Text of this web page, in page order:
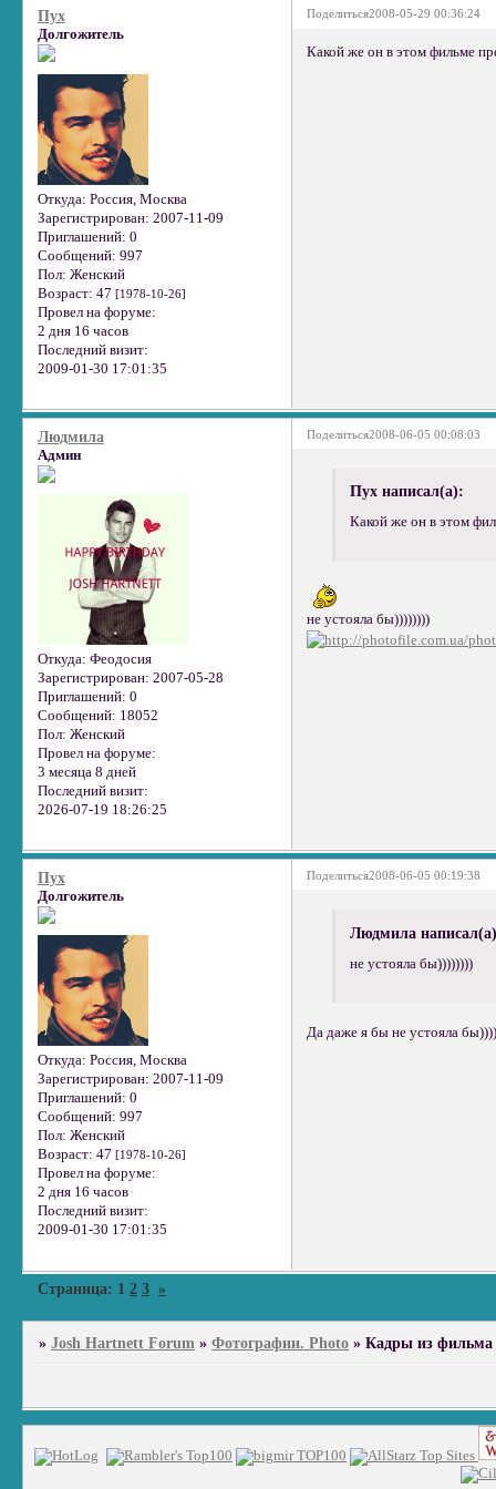
Поделиться2008-05-29 00:36:24
Пух
Долгожитель
Откуда: Россия, Москва
Зарегистрирован: 2007-11-09
Приглашений: 0
Сообщений: 997
Пол: Женский
Возраст: 47 [1978-10-26]
Провел на форуме:
2 дня 16 часов
Последний визит:
2009-01-30 17:01:35
Какой же он в этом фильме
Поделиться2008-06-05 00:08:03
Людмила
Админ
Откуда: Феодосия
Зарегистрирован: 2007-05-28
Приглашений: 0
Сообщений: 18052
Пол: Женский
Провел на форуме:
3 месяца 8 дней
Последний визит:
2026-07-19 18:26:25
Пух написал(а):
Какой же он в этом
не устояла бы))))))))
Поделиться2008-06-05 00:19:38
Пух
Долгожитель
Откуда: Россия, Москва
Зарегистрирован: 2007-11-09
Приглашений: 0
Сообщений: 997
Пол: Женский
Возраст: 47 [1978-10-26]
Провел на форуме:
2 дня 16 часов
Последний визит:
2009-01-30 17:01:35
Людмила
не устояла бы))))))))
Да даже я бы не устояла
Страница: 1 2 3 »
»Josh Hartnett Forum »Фотографии. Photo »Кадры из фильма